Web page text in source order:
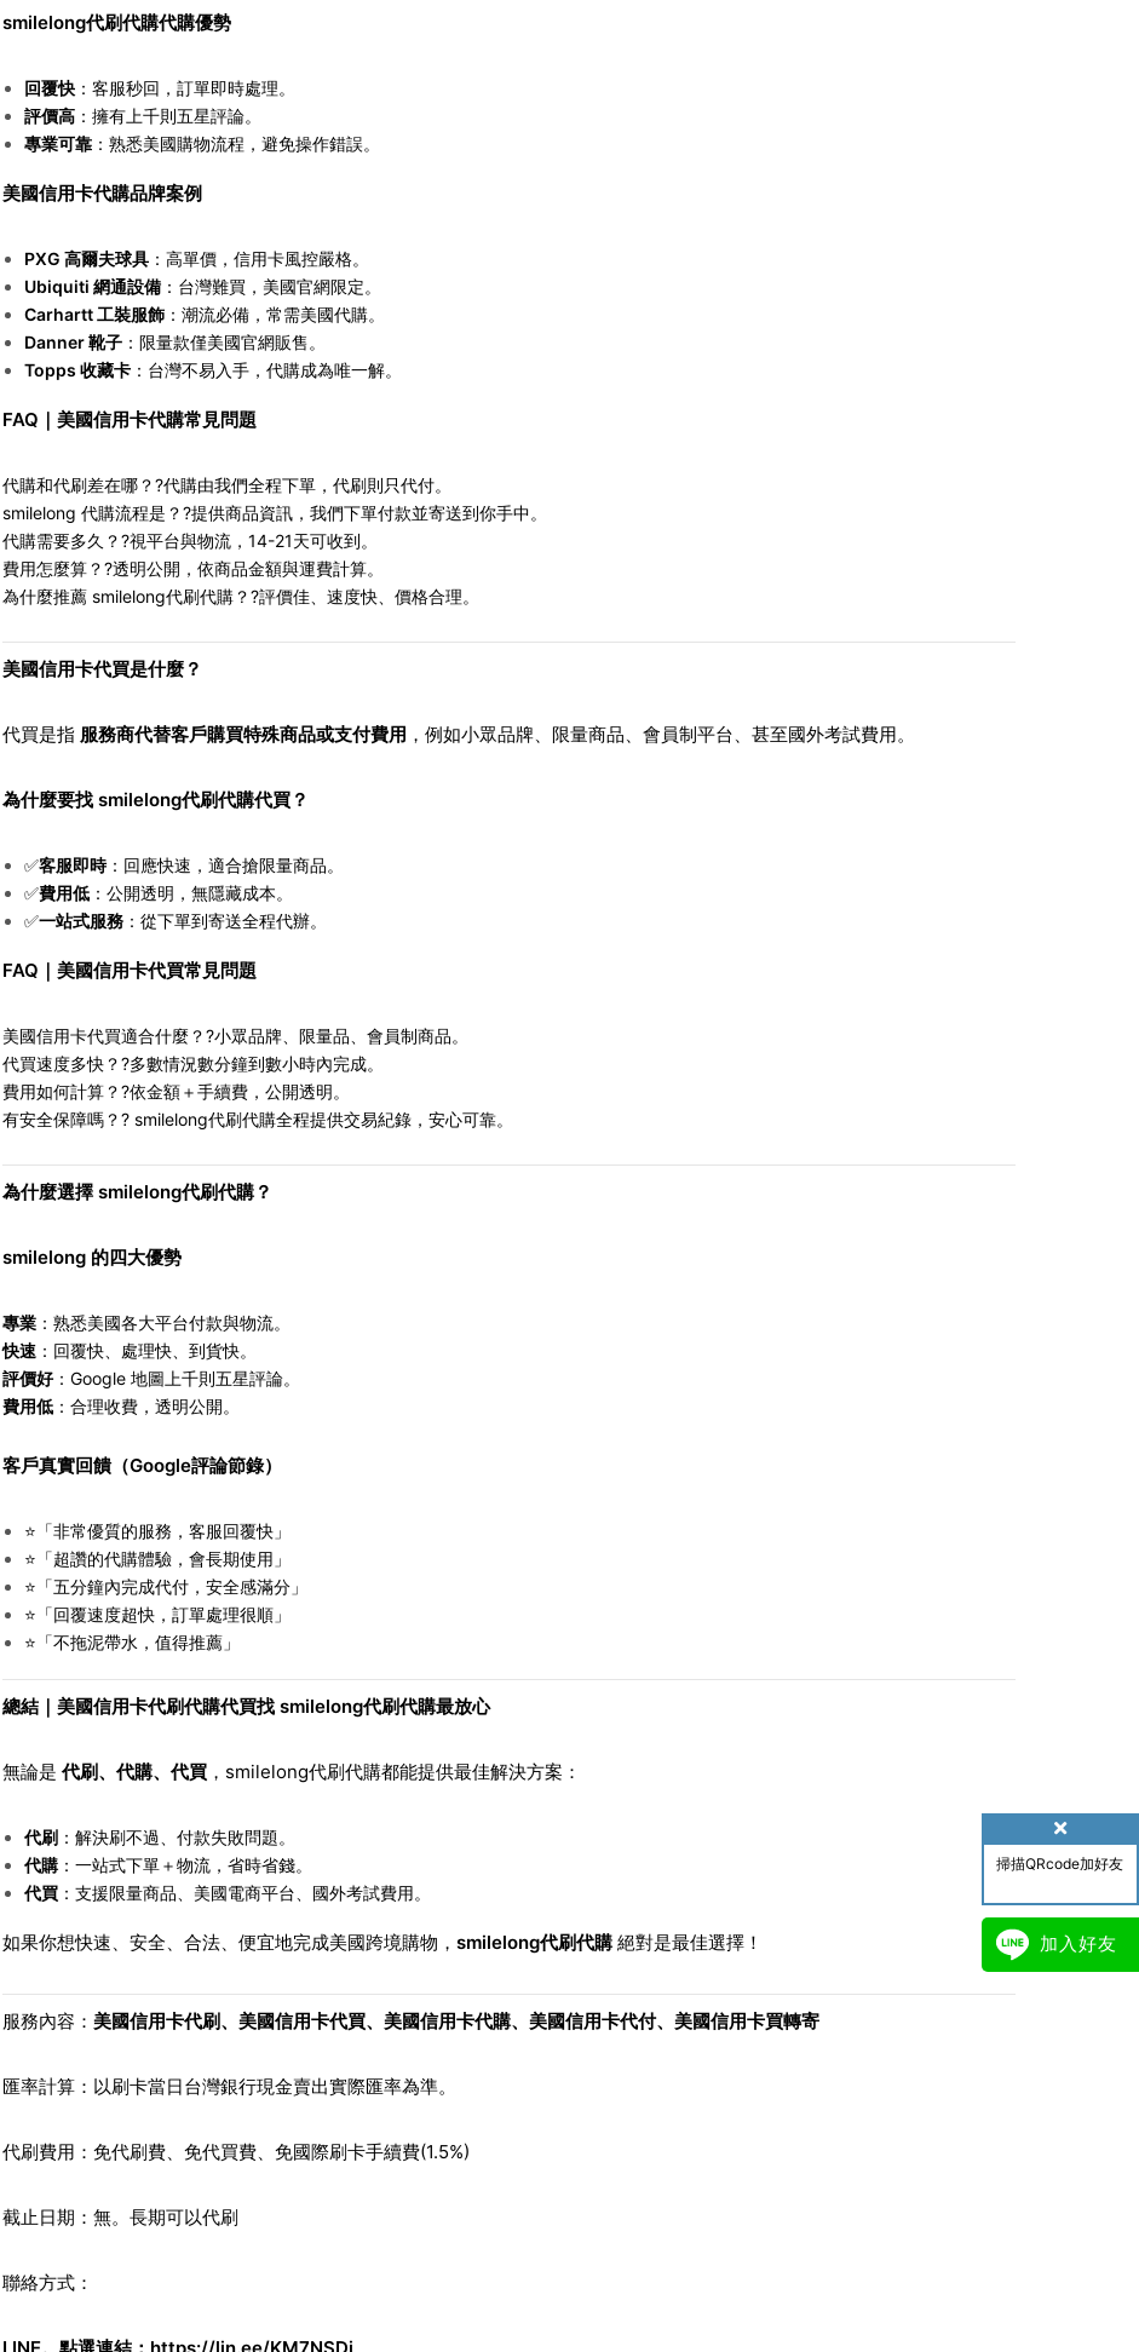
掃描QRcode加好友
加入好友
smilelong代刷代購代購優勢
回覆快：客服秒回，訂單即時處理。
評價高：擁有上千則五星評論。
專業可靠：熟悉美國購物流程，避免操作錯誤。
美國信用卡代購品牌案例
PXG 高爾夫球具：高單價，信用卡風控嚴格。
Ubiquiti 網通設備：台灣難買，美國官網限定。
Carhartt工裝服飾：潮流必備，常需美國代購。
Danner靴子：限量款僅美國官網販售。
Topps 收藏卡：台灣不易入手，代購成為唯一解。
FAQ ｜美國信用卡代購常見問題
代購和代刷差在哪？?代購由我們全程下單，代刷則只代付。
smilelong 代購流程是？?提供商品資訊，我們下單付款並寄送到你手中。
代購需要多久？?視平台與物流，14-21天可收到。
費用怎麼算？?透明公開，依商品金額與運費計算。
為什麼推薦 smilelong代刷代購？?評價佳、速度快、價格合理。
美國信用卡代買是什麼？
代買是指 服務商代替客戶購買特殊商品或支付費用 ，例如小眾品牌、限量商品、會員制平台、甚至國外考試費用。
為什麼要找 smilelong代刷代購代買？
✅客服即時：回應快速，適合搶限量商品。
✅費用低：公開透明，無隱藏成本。
✅一站式服務：從下單到寄送全程代辦。
FAQ ｜美國信用卡代買常見問題
美國信用卡代買適合什麼？?小眾品牌、限量品、會員制商品。
代買速度多快？?多數情況數分鐘到數小時內完成。
費用如何計算？?依金額＋手續費，公開透明。
有安全保障嗎？?smilelong代刷代購全程提供交易紀錄，安心可靠。
為什麼選擇 smilelong代刷代購？
smilelong 的四大優勢
專業：熟悉美國各大平台付款與物流。
快速：回覆快、處理快、到貨快。
評價好：Google 地圖上千則五星評論。
費用低：合理收費，透明公開。
客戶真實回饋（Google評論節錄）
⭐ 「非常優質的服務，客服回覆快」
⭐ 「超讚的代購體驗，會長期使用」
⭐ 「五分鐘內完成代付，安全感滿分」
⭐ 「回覆速度超快，訂單處理很順」
⭐ 「不拖泥帶水，值得推薦」
總結｜美國信用卡代刷代購代買找 smilelong代刷代購最放心
無論是 代刷、代購、代買，smilelong代刷代購都能提供最佳解決方案：
代刷：解決刷不過、付款失敗問題。
代購：一站式下單＋物流，省時省錢。
代買：支援限量商品、美國電商平台、國外考試費用。
如果你想快速、安全、合法、便宜地完成美國跨境購物， smilelong代刷代購絕對是最佳選擇！
服務內容： 美國信用卡代刷、 美國信用卡代買、 美國信用卡代購、 美國信用卡代付、 美國信用卡買轉寄
匯率計算：以刷卡當日台灣銀行現金賣出實際匯率為準。
代刷費用：免代刷費、免代買費、免國際刷卡手續費(1.5%)
截止日期：無。長期可以代刷
聯絡方式：
LINE。點選連結： https://lin.ee/KM7NSDi